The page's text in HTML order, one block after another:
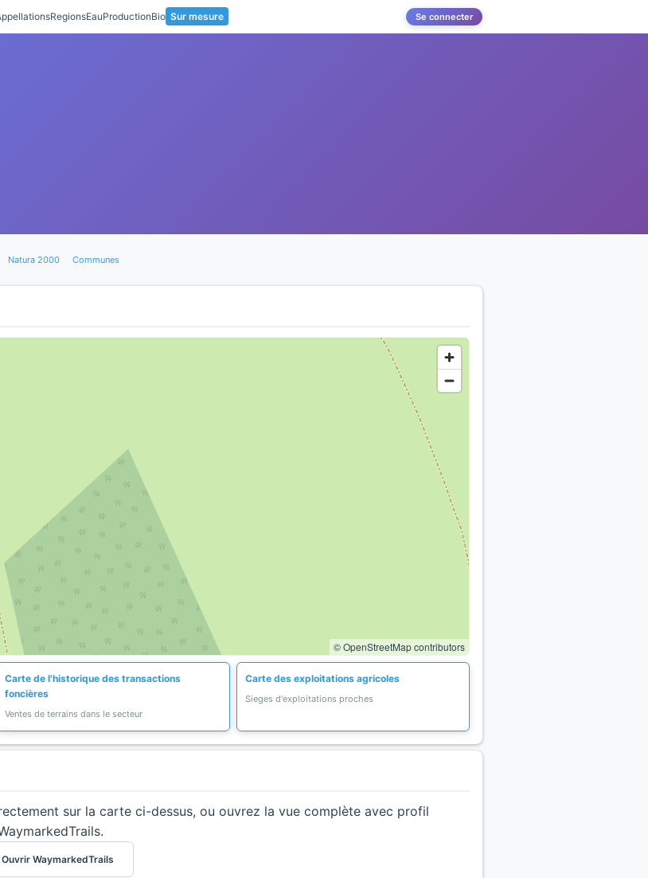
RegionsEauProductionBio Sur mesure Se connecter
Natura 2000 Communes
© OpenStreetMap contributors
Carte de l'historique des transactions
foncières
Ventes de terrains dans le secteur
Carte des exploitations agricoles
Sieges d'exploitations proches
sur la carte ci-dessus, ou ouvrez la vue complète avec profil
Ouvrir WaymarkedTrails